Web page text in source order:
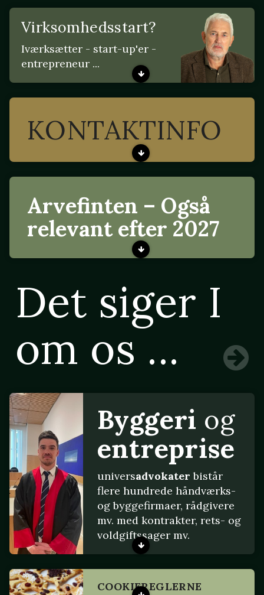
Virksomhedsstart?
Iværksætter - start-up'er -
entrepreneur ...
KONTAKTINFO
Arvefinten – Også
relevant efter 2027
Det siger I
om os ...
Byggeri og
entreprise
universadvokater bistår
flere hundrede håndværks-
og byggefirmaer, rådgivere
mv. med kontrakter, rets- og
voldgiftssager mv.
COOKIEREGLERNE